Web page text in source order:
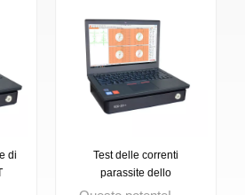
di
Test delle correnti
parassite dello
scambiatore di calore